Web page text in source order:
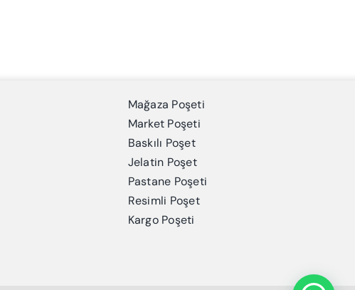
Mağaza Poşeti
Market Poşeti
Baskılı Poşet
Jelatin Poşet
Pastane Poşeti
Resimli Poşet
Kargo Poşeti